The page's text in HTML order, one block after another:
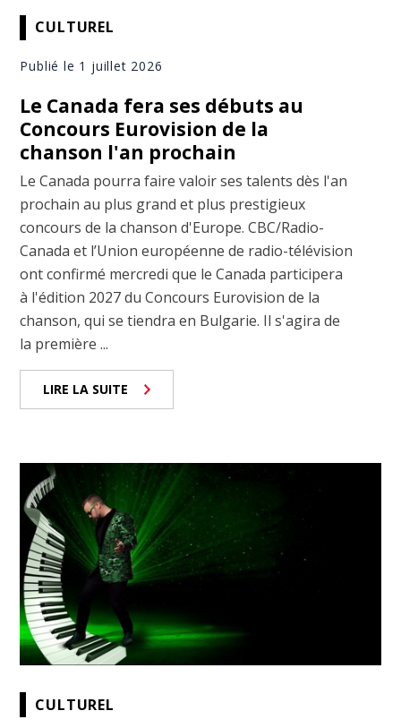
CULTUREL
Publié le 1 juillet 2026
Le Canada fera ses débuts au
Concours Eurovision de la
chanson l'an prochain
Le Canada pourra faire valoir ses talents dès l'an
prochain au plus grand et plus prestigieux
concours de la chanson d'Europe. CBC/Radio-
Canada et l’Union européenne de radio-télévision
ont confirmé mercredi que le Canada participera
à l'édition 2027 du Concours Eurovision de la
chanson, qui se tiendra en Bulgarie. Il s'agira de
la première ...
LIRE LA SUITE
CULTUREL